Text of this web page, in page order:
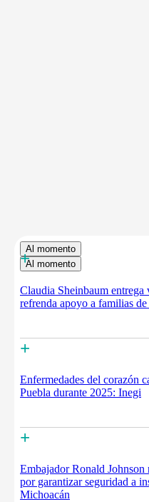
Al momento
Al momento
+
Claudia Sheinbaum
refrenda apoyo a familias
+
Enfermedades del corazón
Puebla durante 2025: Inegi
+
Embajador Ronald
por garantizar seguridad a
Michoacán